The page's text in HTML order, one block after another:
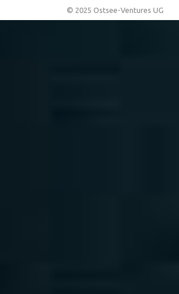
© 2025 Ostsee-Ventures UG